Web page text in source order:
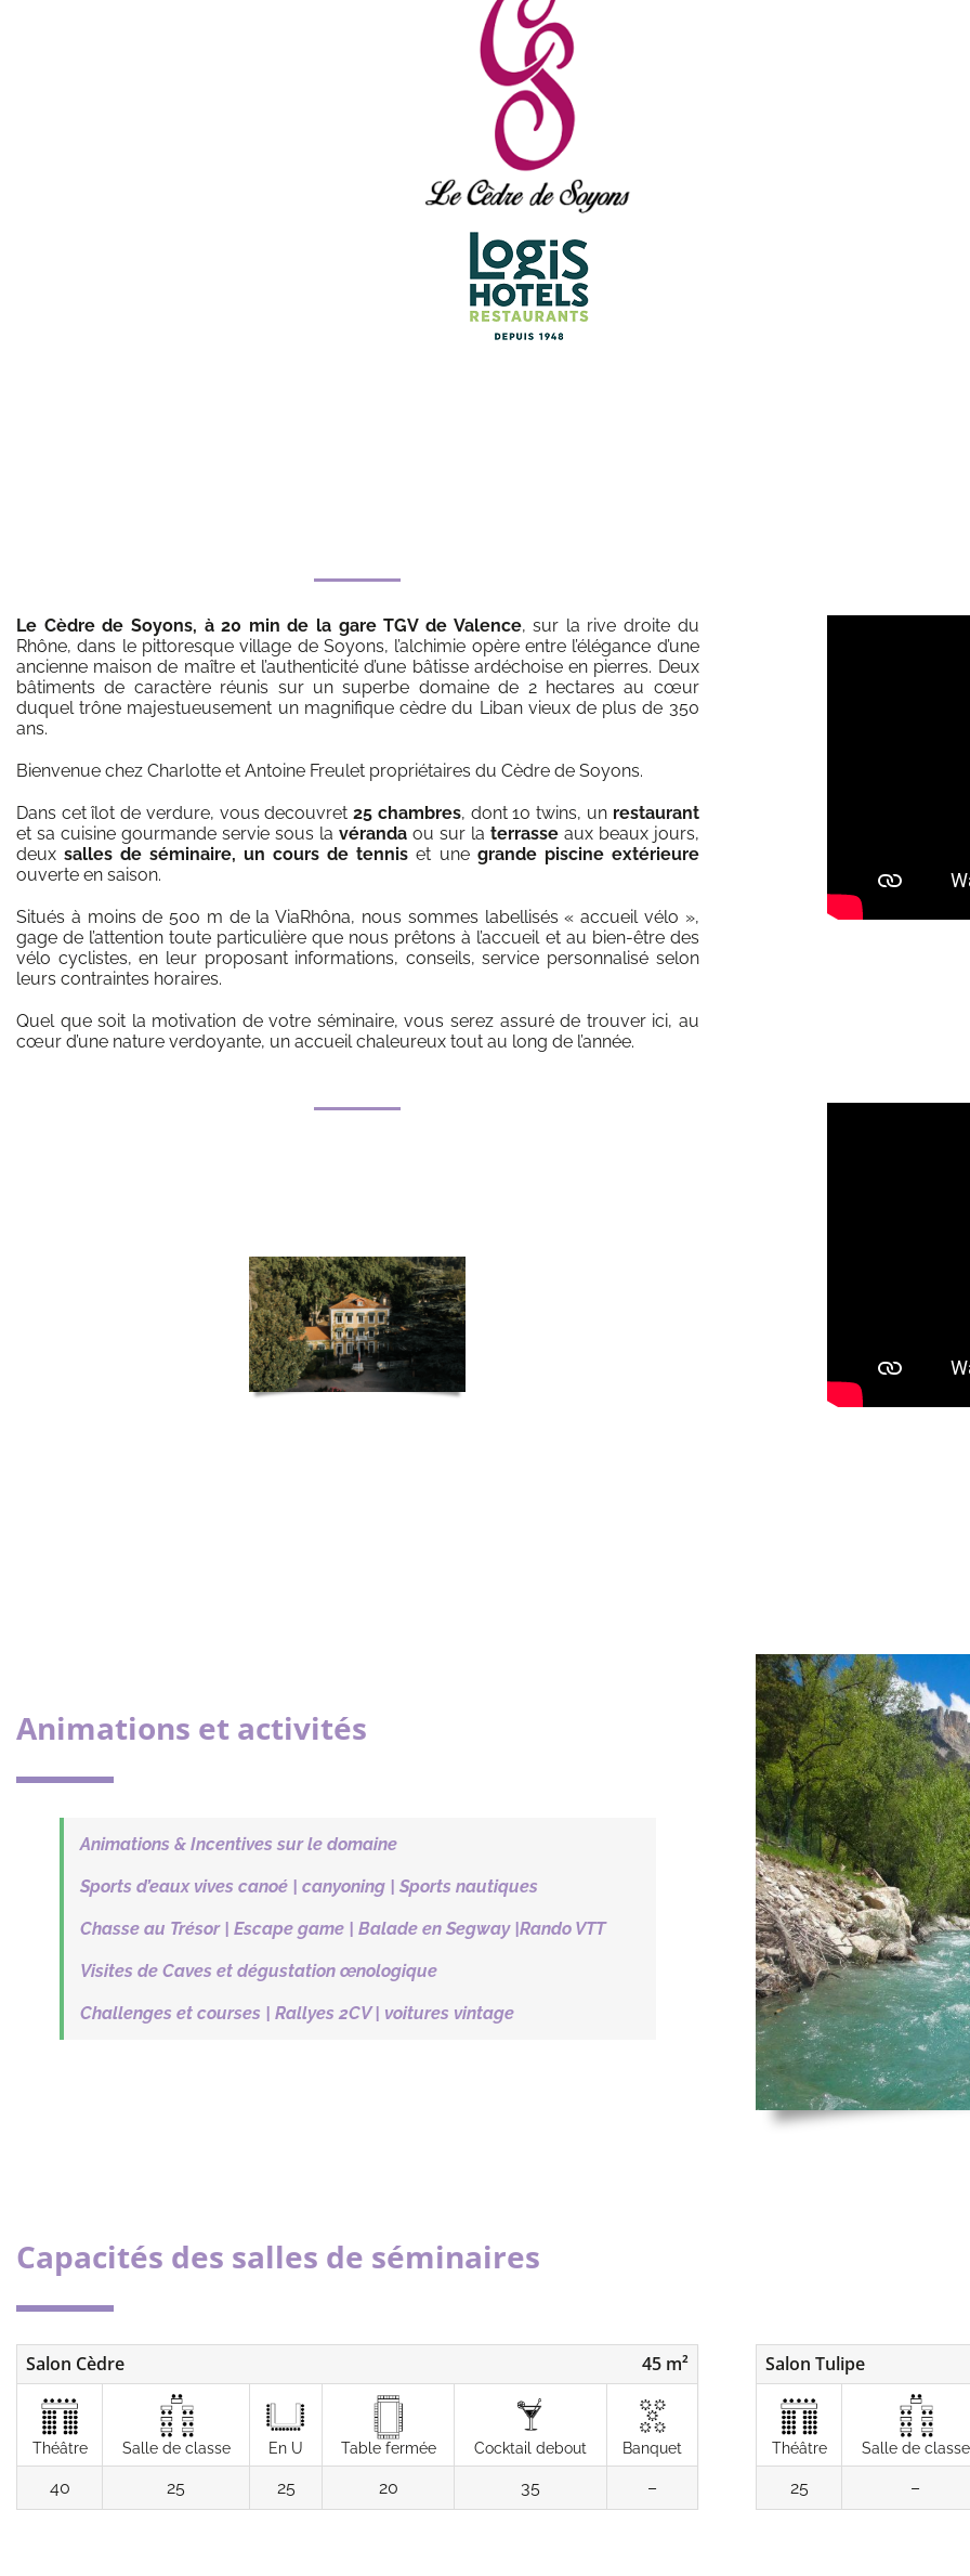
Le Cèdre de Soyons, à 20 min de la gare TGV de Valence, sur la rive droite du
Rhône, dans le pittoresque village de Soyons, l’alchimie opère entre l’élégance d’une
ancienne maison de maître et l’authenticité d’une bâtisse ardéchoise en pierres. Deux
bâtiments de caractère réunis sur un superbe domaine de 2 hectares au cœur
duquel trône majestueusement un magnifique cèdre du Liban vieux de plus de 350
ans.
Bienvenue chez Charlotte et Antoine Freulet propriétaires du Cèdre de Soyons.
Dans cet îlot de verdure, vous decouvret25 chambres, dont 10 twins, un restaurant
et sa cuisine gourmande servie sous la vérandaou sur la terrasseaux beaux jours,
deuxsalles de séminaire, un cours de tennis et une grande piscine extérieure
ouverte en saison.
Situés à moins de 500 m de la ViaRhôna, nous sommes labellisés « accueil vélo »,
gage de l’attention toute particulière que nous prêtons à l’accueil et au bien-être des
vélo cyclistes, en leur proposant informations, conseils, service personnalisé selon
leurs contraintes horaires.
Quel que soit la motivation de votre séminaire, vous serez assuré de trouver ici, au
cœur d’une nature verdoyante, un accueil chaleureux tout au long de l’année.
Animations et activités
Animations & Incentives sur le domaine
Sports d’eaux vives canoé | canyoning | Sports nautiques
Chasse au Trésor | Escape game | Balade en Segway |Rando VTT
Visites de Caves et dégustation œnologique
Challenges et courses | Rallyes 2CV | voitures vintage
Capacités des salles de séminaires
Salon Cèdre 45 m²
Théâtre Salle de classe En U Table fermée Cocktail debout Banquet
40 25 25 20 35 –
Salon Tulipe
Théâtre Salle de classe
25 –